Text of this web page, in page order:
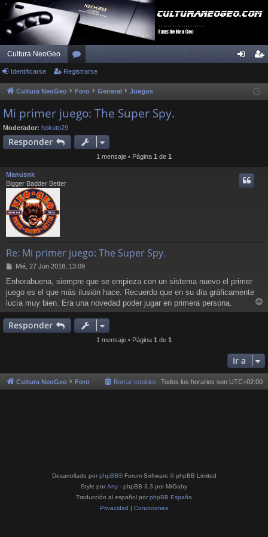
Cultura NeoGeo
or
os ist
Identificarse Registrarse
Cultura NeoGeo Foro General Juegos
Mi primer juego: The Super Spy.
Moderador: hokuto29
Responder
1 mensaje • Página 1 de 1
Manusnk
Bigger Badder Better
Re: Mi primer juego: The Super Spy.
M
n
s
a
e
Mié, 27 Jun 2018, 13:09
Enhorabuena, siempre que se empieza con un sistema nuevo el primer
juego es el que más ilusión hace. Recuerdo que en su día gráficamente
lucía muy bien. Era una novedad poder jugar en primera persona.
r
Responder
1 mensaje • Página 1 de 1
Ir a
Cultura NeoGeo Foro Todos los horarios son UTC+02:00
Borrar cookies
Desarrollado por phpBB® Forum Software © phpBB Limited
Style por Arty - phpBB 3.3 por MrGaby
Traducción al español por phpBB España
Privacidad | Condiciones